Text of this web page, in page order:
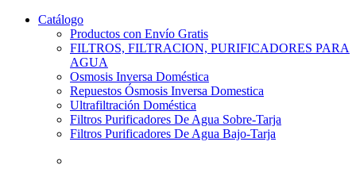
Catálogo
Productos con Envío Gratis
FILTROS, FILTRACION, PURIFICADORES PARA
AGUA
Osmosis Inversa Doméstica
Repuestos Ósmosis Inversa Domestica
Ultrafiltración Doméstica
Filtros Purificadores De Agua Sobre-Tarja
Filtros Purificadores De Agua Bajo-Tarja